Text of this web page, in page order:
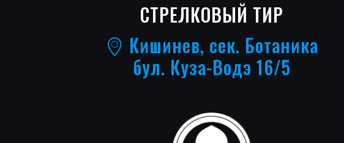
СТРЕЛКОВЫЙ ТИР
Кишинев, сек. Ботаника
бул. Куза-Водэ 16/5